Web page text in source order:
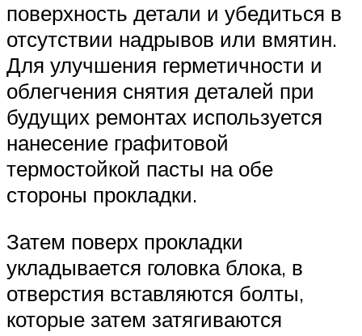
поверхность детали и убедиться в
отсутствии надрывов или вмятин.
Для улучшения герметичности и
облегчения снятия деталей при
будущих ремонтах используется
нанесение графитовой
термостойкой пасты на обе
стороны прокладки.
Затем поверх прокладки
укладывается головка блока, в
отверстия вставляются болты,
которые затем затягиваются